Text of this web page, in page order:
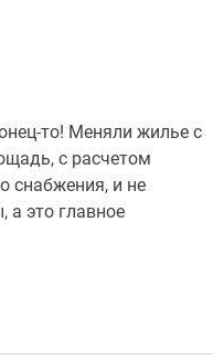
то! Меняли жилье с
с расчетом
снабжения, и не
а это главное